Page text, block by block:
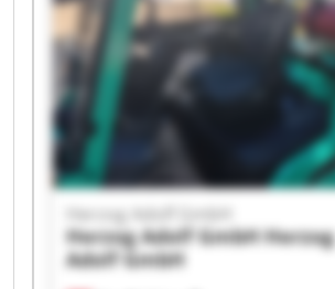
Herzog Adolf GmbH
Herzog Adolf GmbHHerzog
Adolf GmbH